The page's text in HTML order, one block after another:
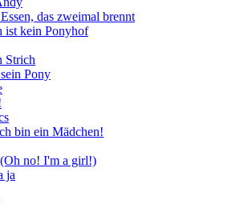
das zweimal brennt
ist kein Ponyhof
Strich
Pony
bin ein Mädchen!
(Oh no! I'm a girl!)
ja